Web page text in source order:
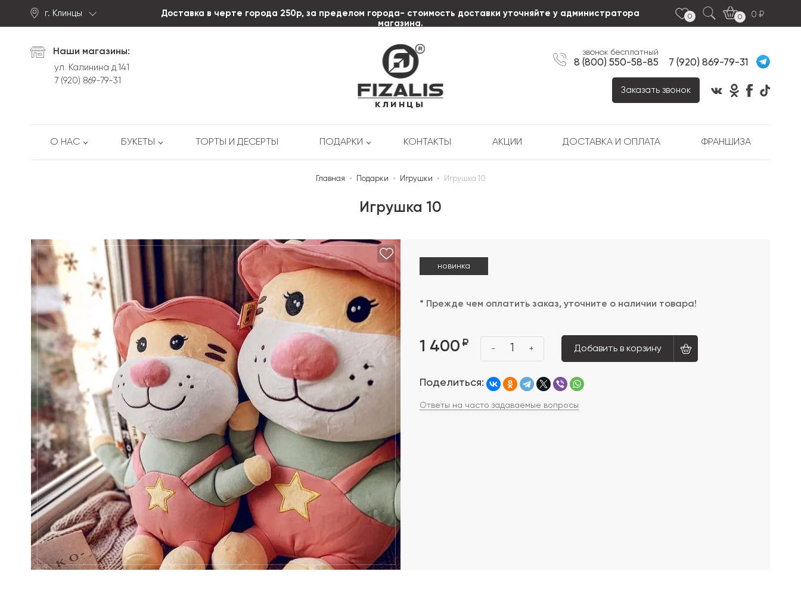
Доставка в черте города 250р, за пределом города- стоимость доставки уточняйте у администратора
магазина.
г. Клинцы 0 0
0
клинцы
Наши магазины:
ул. Калинина д.141
7 (920) 869-79-31
8 (800) 550-58-85
звонок бесплатный
7 (920) 869-79-31
Заказать звонок
О НАС БУКЕТЫ ТОРТЫ И ДЕСЕРТЫ ПОДАРКИ КОНТАКТЫ АКЦИИ ДОСТАВКА И ОПЛАТА ФРАНШИЗА
Главная • Подарки • Игрушки • Игрушка 10
Игрушка 10
новинка
* Прежде чем оплатить заказ, уточните о наличии товара!
1 400 ₽
- 1 + Добавить в корзину
Поделиться:
Ответы на часто задаваемые вопросы